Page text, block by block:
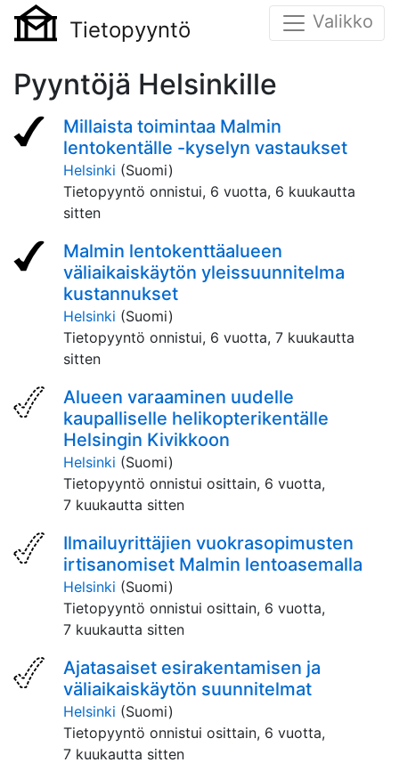
Tietopyyntö Valikko
Pyyntöjä Helsinkille
Millaista toimintaa Malmin
lentokentälle -kyselyn vastaukset
Helsinki (Suomi)
Tietopyyntö onnistui, 6 vuotta, 6 kuukautta
sitten
Malmin lentokenttäalueen
väliaikaiskäytön yleissuunnitelma
kustannukset
Helsinki (Suomi)
Tietopyyntö onnistui, 6 vuotta, 7 kuukautta
sitten
Alueen varaaminen uudelle
kaupalliselle helikopterikentälle
Helsingin Kivikkoon
Helsinki (Suomi)
Tietopyyntö onnistui osittain, 6 vuotta,
7 kuukautta sitten
Ilmailuyrittäjien vuokrasopimusten
irtisanomiset Malmin lentoasemalla
Helsinki (Suomi)
Tietopyyntö onnistui osittain, 6 vuotta,
7 kuukautta sitten
Ajatasaiset esirakentamisen ja
väliaikaiskäytön suunnitelmat
Helsinki (Suomi)
Tietopyyntö onnistui osittain, 6 vuotta,
7 kuukautta sitten